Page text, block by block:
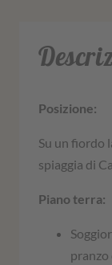
Posizione:
Su un fiordo
spiaggia di
Piano terra:
pranzo